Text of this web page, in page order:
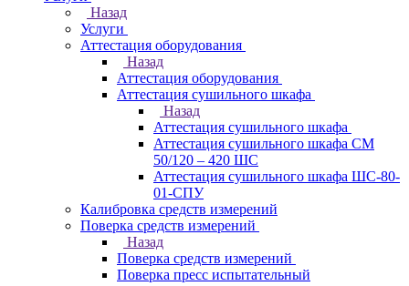
Назад
Услуги
Аттестация оборудования
Назад
Аттестация оборудования
Аттестация сушильного шкафа
Назад
Аттестация сушильного шкафа
Аттестация сушильного шкафа СМ
50/120 – 420 ШС
Аттестация сушильного шкафа ШС-80-
01-СПУ
Калибровка средств измерений
Поверка средств измерений
Назад
Поверка средств измерений
Поверка пресс испытательный